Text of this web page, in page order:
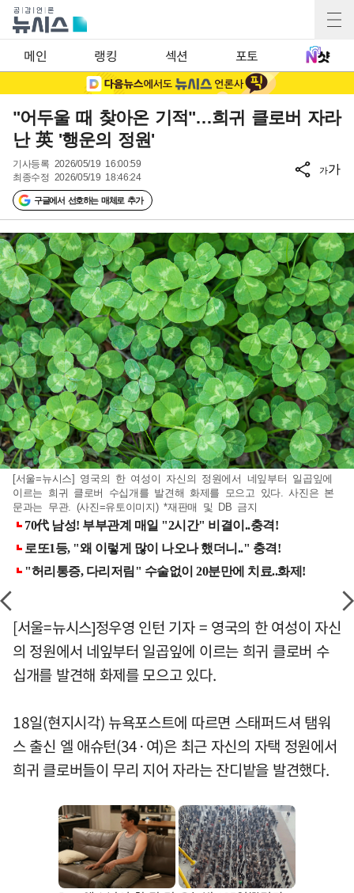
메인 랭킹 섹션 포토
"어두울 때 찾아온 기적"…희귀 클로버 자라
난 英 '행운의 정원'
기사등록 2026/05/19 16:00:59
최종수정 2026/05/19 18:46:24
구글에서 선호하는 매체로 추가
가가
[서울=뉴시스] 영국의 한 여성이 자신의 정원에서 네잎부터 일곱잎에
이르는 희귀 클로버 수십개를 발견해 화제를 모으고 있다. 사진은 본
문과는 무관. (사진=유토이미지) *재판매 및 DB 금지
[서울=뉴시스]정우영 인턴 기자 = 영국의 한 여성이 자신
의 정원에서 네잎부터 일곱잎에 이르는 희귀 클로버 수
십개를 발견해 화제를 모으고 있다.
18일(현지시각) 뉴욕포스트에 따르면 스태퍼드셔 탬워
스 출신 엘 애슈턴(34·여)은 최근 자신의 자택 정원에서
희귀 클로버들이 무리 지어 자라는 잔디밭을 발견했다.